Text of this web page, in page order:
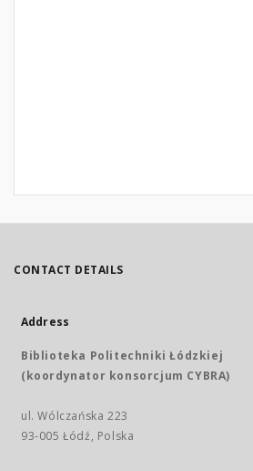
CONTACT DETAILS
Address
Biblioteka Politechniki Łódzkiej
(koordynator konsorcjum CYBRA)
ul. Wólczańska 223
93-005 Łódź, Polska